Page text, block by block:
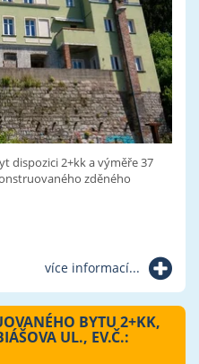
dispozici 2+kk a výměře 37
zděného
více informací...
BYTU 2+KK,
UL., EV.Č.: